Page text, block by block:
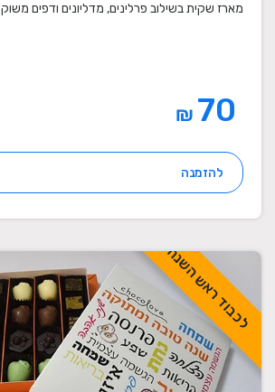
מארז שקית בשילוב פרלינים, מדליונים ודפים
₪
להזמנה
לכבוד ראש השנה